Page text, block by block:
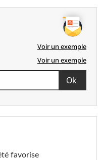
Voir un exemple
Voir un exemple
favorise